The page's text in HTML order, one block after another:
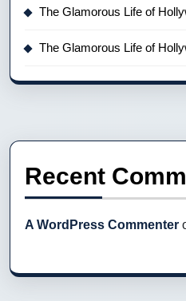
The Glamorous Life of
The Glamorous Life of
Recent
A WordPress Commenter